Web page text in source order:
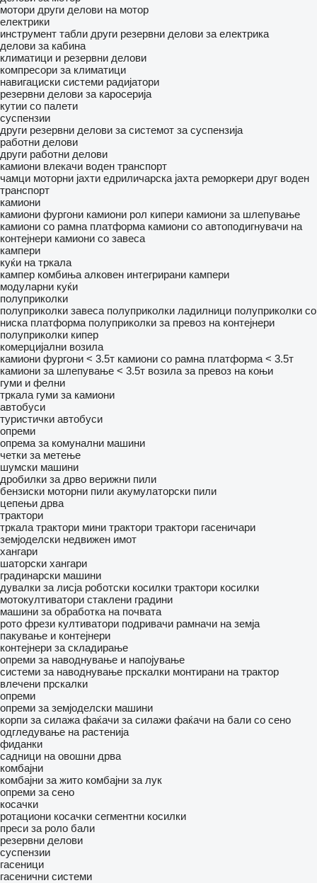
мотори други делови на мотор
електрики
инструмент табли други резервни делови за електрика
делови за кабина
климатици и резервни делови
компресори за климатици
навигациски системи радијатори
резервни делови за каросерија
кутии со палети
суспензии
други резервни делови за системот за суспензија
работни делови
други работни делови
камиони влекачи воден транспорт
чамци моторни јахти едриличарска јахта реморкери друг воден
транспорт
камиони
камиони фургони камиони рол кипери камиони за шлепување
камиони со рамна платформа камиони со автоподигнувачи на
контејнери камиони со завеса
кампери
куќи на тркала
кампер комбиња алковен интегрирани кампери
модуларни куќи
полуприколки
полуприколки завеса полуприколки ладилници полуприколки со
ниска платформа полуприколки за превоз на контејнери
полуприколки кипер
комерцијални возила
камиони фургони < 3.5т камиони со рамна платформа < 3.5т
камиони за шлепување < 3.5т возила за превоз на коњи
гуми и фелни
тркала гуми за камиони
автобуси
туристички автобуси
опреми
опрема за комунални машини
четки за метење
шумски машини
дробилки за дрво верижни пили
бензиски моторни пили акумулаторски пили
цепењи дрва
трактори
тркала трактори мини трактори трактори гасеничари
земјоделски недвижен имот
хангари
шаторски хангари
градинарски машини
дувалки за лисја роботски косилки трактори косилки
мотокултиватори стаклени градини
машини за обработка на почвата
рото фрези култиватори подривачи рамначи на земја
пакување и контејнери
контејнери за складирање
опреми за наводнување и напојување
системи за наводнување прскалки монтирани на трактор
влечени прскалки
опреми
опреми за земјоделски машини
корпи за силажа фаќачи за силажи фаќачи на бали со сено
одгледување на растенија
фиданки
садници на овошни дрва
комбајни
комбајни за жито комбајни за лук
опреми за сено
косачки
ротациони косачки сегментни косилки
преси за роло бали
резервни делови
суспензии
гасеници
гасенични системи